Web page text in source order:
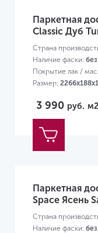
Паркетная
Classic Дуб
Страна
Наличие фаски:
Покрытие лак /
Размер:
3 990 руб. м2
Паркетная
Space Ясень
Страна
Наличие фаски: